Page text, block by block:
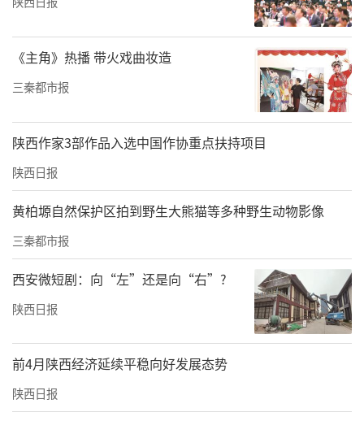
《主角》热播 带火戏曲妆造
三秦都市报
陕西作家3部作品入选中国作协重点扶持项目
陕西日报
黄柏塬自然保护区拍到野生大熊猫等多种野生动物影像
三秦都市报
西安微短剧：向“左”还是向“右”?
陕西日报
前4月陕西经济延续平稳向好发展态势
陕西日报